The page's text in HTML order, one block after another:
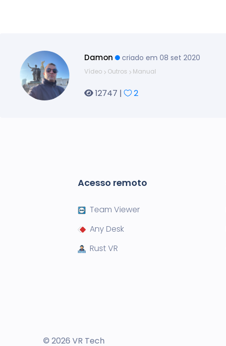
Damon criado em 08 set 2020
Vídeo Outros Manual
12747 | 2
Acesso remoto
Team Viewer
Any Desk
Rust VR
© 2026 VR Tech